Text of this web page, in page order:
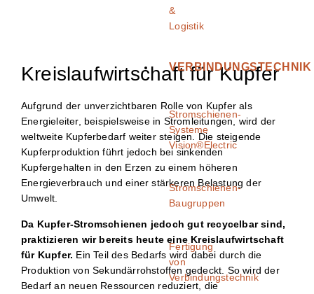
&
Logistik
VERBINDUNGSTECHNIK
Stromschienen-
Systeme
Vision®Electric
Stromschienen-
Baugruppen
Fertigung
von
Verbindungstechnik
Kreislaufwirtschaft für Kupfer
Aufgrund der unverzichtbaren Rolle von Kupfer als
Energieleiter, beispielsweise in Stromleitungen, wird der
weltweite Kupferbedarf weiter steigen. Die steigende
Kupferproduktion führt jedoch bei sinkenden
Kupfergehalten in den Erzen zu einem höheren
Energieverbrauch und einer stärkeren Belastung der
Umwelt.
Da Kupfer-Stromschienen jedoch gut recycelbar sind,
praktizieren wir bereits heute eine Kreislaufwirtschaft
für Kupfer. Ein Teil des Bedarfs wird dabei durch die
Produktion von Sekundärrohstoffen gedeckt. So wird der
Bedarf an neuen Ressourcen reduziert, die